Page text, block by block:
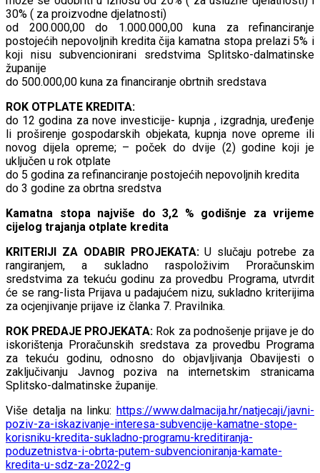
30% ( za proizvodne djelatnosti)
od 200.000,00 do 1.000.000,00 kuna za refinanciranje
postojećih nepovoljnih kredita čija kamatna stopa prelazi 5% i
koji nisu subvencionirani sredstvima Splitsko-dalmatinske
županije
do 500.000,00 kuna za financiranje obrtnih sredstava
ROK OTPLATE KREDITA:
do 12 godina za nove investicije- kupnja , izgradnja, uređenje
li proširenje gospodarskih objekata, kupnja nove opreme ili
novog dijela opreme; – poček do dvije (2) godine koji je
uključen u rok otplate
do 5 godina za refinanciranje postojećih nepovoljnih kredita
do 3 godine za obrtna sredstva
Kamatna stopa najviše do 3,2 % godišnje za vrijeme
cijelog trajanja otplate kredita
KRITERIJI ZA ODABIR PROJEKATA:U slučaju potrebe za
rangiranjem, a sukladno raspoloživim Proračunskim
sredstvima za tekuću godinu za provedbu Programa, utvrdit
će se rang-lista Prijava u padajućem nizu, sukladno kriterijima
za ocjenjivanje prijave iz članka 7. Pravilnika.
ROK PREDAJE PROJEKATA: Rok za podnošenje prijave je do
iskorištenja Proračunskih sredstava za provedbu Programa
za tekuću godinu, odnosno do objavljivanja Obavijesti o
zaključivanju Javnog poziva na internetskim stranicama
Splitsko-dalmatinske županije.
Više detalja na linku: https://www.dalmacija.hr/natjecaji/javni-
poziv-za-iskazivanje-interesa-subvencije-kamatne-stope-
korisniku-kredita-sukladno-programu-kreditiranja-
poduzetnistva-i-obrta-putem-subvencioniranja-kamate-
kredita-u-sdz-za-2022-g